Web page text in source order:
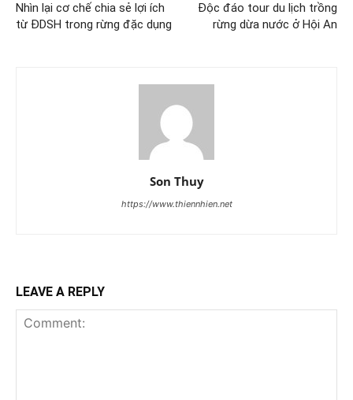
Nhìn lại cơ chế chia sẻ lợi ích
từ ĐDSH trong rừng đặc dụng
Độc đáo tour du lịch trồng
rừng dừa nước ở Hội An
Son Thuy
https://www.thiennhien.net
LEAVE A REPLY